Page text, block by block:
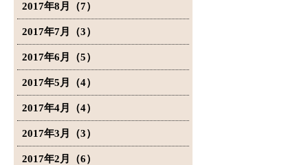
2017年8月（7）
2017年7月（3）
2017年6月（5）
2017年5月（4）
2017年4月（4）
2017年3月（3）
2017年2月（6）